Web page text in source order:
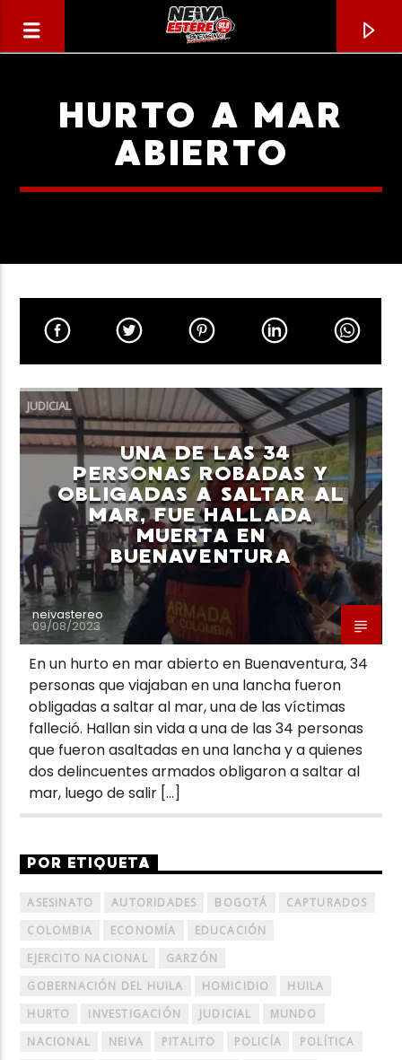
CANCIÓN ACTUAL
TÍTULO
ARTISTA
Neiva Estereo
HURTO A MAR
ABIERTO
JUDICIAL
UNA DE LAS 34
PERSONAS ROBADAS Y
OBLIGADAS A SALTAR AL
MAR, FUE HALLADA
MUERTA EN
BUENAVENTURA
neivastereo
09/08/2023
En un hurto en mar abierto en Buenaventura, 34
personas que viajaban en una lancha fueron
obligadas a saltar al mar, una de las víctimas
falleció. Hallan sin vida a una de las 34 personas
que fueron asaltadas en una lancha y a quienes
dos delincuentes armados obligaron a saltar al
mar, luego de salir […]
POR ETIQUETA
ASESINATO AUTORIDADES BOGOTÁ
CAPTURADOS
COLOMBIA
ECONOMÍA
EDUCACIÓN
EJERCITO NACIONAL
GARZÓN
GOBERNACIÓN DEL HUILA
HOMICIDIO
HUILA
HURTO
INVESTIGACIÓN JUDICIAL
MUNDO
NACIONAL
NEIVA PITALITO POLICÍA
POLÍTICA